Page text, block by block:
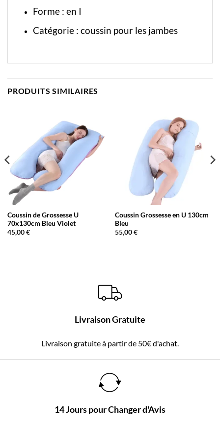
Forme : en I
Catégorie : coussin pour les jambes
PRODUITS SIMILAIRES
Coussin de Grossesse U
70x130cm Bleu Violet
45,00€
Coussin Grossesse en U 130cm
Bleu
55,00€
Livraison Gratuite
Livraison gratuite à partir de 50€ d'achat.
14 Jours pour Changer d'Avis